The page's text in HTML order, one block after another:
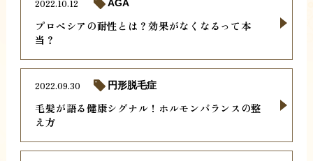
プロペシアの耐性とは？効果がなくなるって本
当？
2022.10.12 AGA
毛髪が語る健康シグナル！ホルモンバランスの整
え方
2022.09.30 円形脱毛症